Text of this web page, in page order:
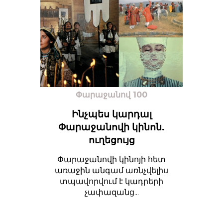
Փարաջանով 100
Ինչպես կարդալ
Փարաջանովի կինոն.
ուղեցույց
Փարաջանովի կինոյի հետ
առաջին անգամ առնչվելիս
տպավորվում է կադրերի
չափազանց...